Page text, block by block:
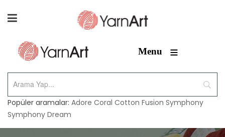
Menu ≡
Popüler aramalar: Adore Coral Cotton Fusion Symphony
Symphony Dream